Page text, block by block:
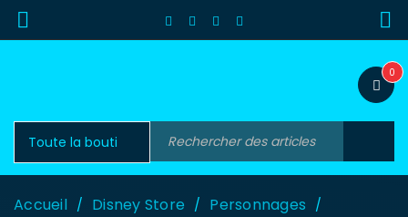
0
Accueil / Disney Store / Personnages /